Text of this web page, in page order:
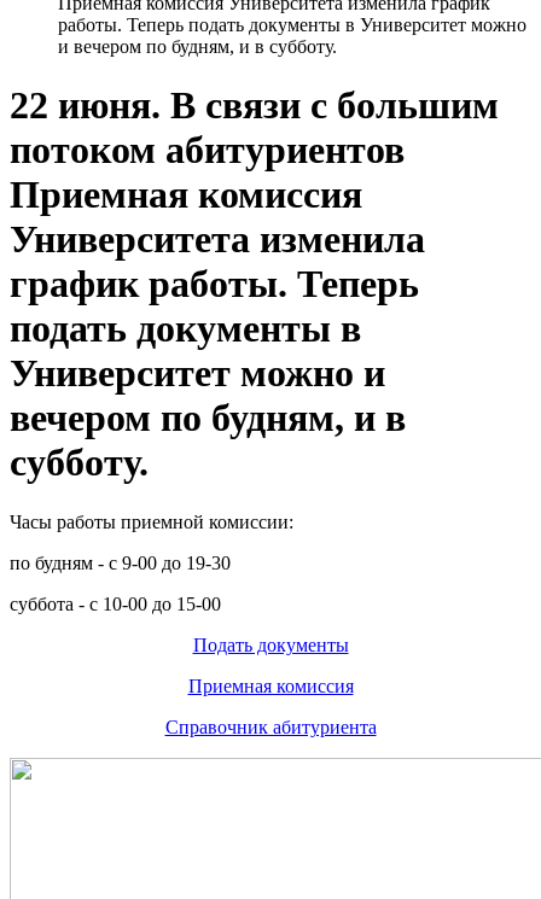
работы. Теперь подать документы в Университет можно
и вечером по будням, и в субботу.
22 июня. В связи с большим
потоком абитуриентов
Приемная комиссия
Университета изменила
график работы. Теперь
подать документы в
Университет можно и
вечером по будням, и в
субботу.
Часы работы приемной комиссии:
по будням - с 9-00 до 19-30
суббота - с 10-00 до 15-00
Подать документы
Приемная комиссия
Справочник абитуриента